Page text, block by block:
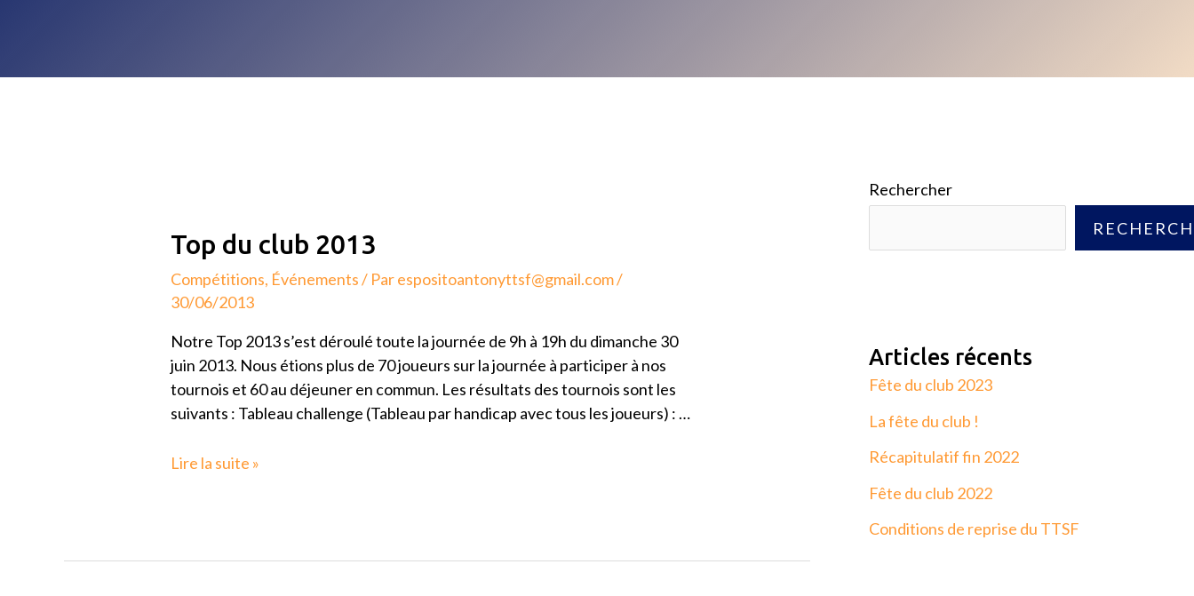
Top du club 2013
Compétitions, Événements/ Parespositoantonyttsf@gmail.com/
30/06/2013
Notre Top 2013 s’est déroulé toute la journée de 9h à 19h du dimanche 30
juin 2013. Nous étions plus de 70 joueurs sur la journée à participer à nos
tournois et 60 au déjeuner en commun. Les résultats des tournois sont les
suivants : Tableau challenge (Tableau par handicap avec tous les joueurs) : …
Top
club
2013
Lire la suite »
Rechercher
Articles récents
Fête du club 2023
La fête du club !
Récapitulatif fin 2022
Fête du club 2022
Conditions de reprise du TTSF